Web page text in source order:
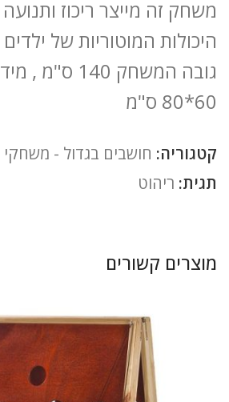
משחק זה מייצר ריכוז
היכולות המוטוריות של
גובה המשחק 140
60*80 ס"מ
קטגוריה: חושבים בגדול -
תגית: ריהוט
מוצרים קשורים